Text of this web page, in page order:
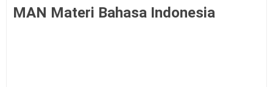
MAN Materi Bahasa Indonesia